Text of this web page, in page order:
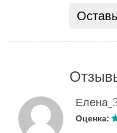
Оценка: